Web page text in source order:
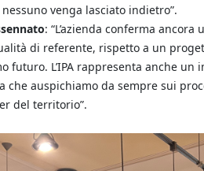
venga lasciato indietro”.
: “L’azienda conferma
di referente, rispetto a un
futuro. L’IPA rappresenta anche
auspichiamo da sempre sui
del territorio”.